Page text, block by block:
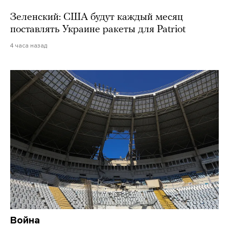
Зеленский: США будут каждый месяц
поставлять Украине ракеты для Patriot
4 часа назад
Война